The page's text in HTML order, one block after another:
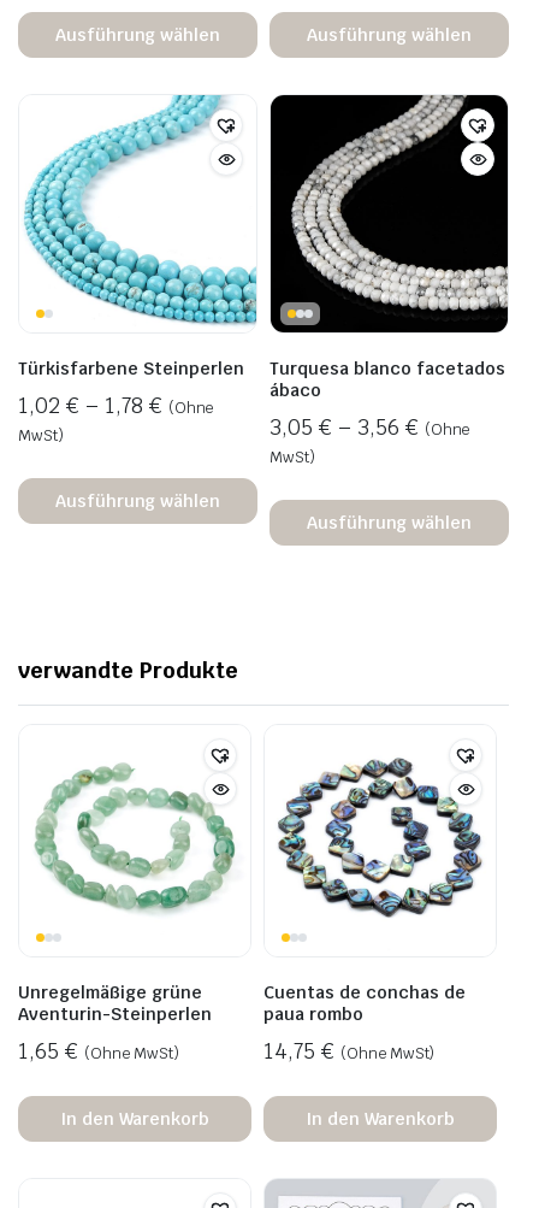
Ausführung wählen Ausführung wählen
Türkisfarbene Steinperlen
1,02 € – 1,78 € (Ohne
MwSt)
Ausführung wählen
Turquesa blanco facetados
ábaco
3,05 € – 3,56 € (Ohne
MwSt)
Ausführung wählen
verwandte Produkte
Unregelmäßige grüne
Aventurin-Steinperlen
1,65 € (Ohne MwSt)
In den Warenkorb
Cuentas de conchas de
paua rombo
14,75 € (Ohne MwSt)
In den Warenkorb